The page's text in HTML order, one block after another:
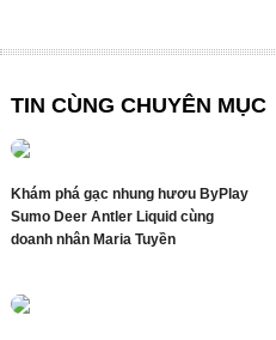
TIN CÙNG CHUYÊN MỤC
Khám phá gạc nhung hươu ByPlay
Sumo Deer Antler Liquid cùng
doanh nhân Maria Tuyền